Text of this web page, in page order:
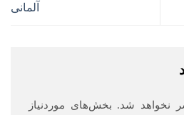
آلمانی
نخواهد شد. بخش‌های موردنیاز